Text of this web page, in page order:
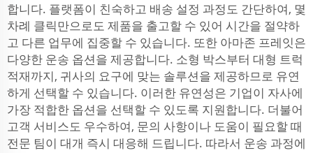
합니다. 플랫폼이 친숙하고 배송 설정 과정도 간단하여, 몇
차례 클릭만으로도 제품을 출고할 수 있어 시간을 절약하
고 다른 업무에 집중할 수 있습니다. 또한 아마존 프레잇은
다양한 운송 옵션을 제공합니다. 소형 박스부터 대형 트럭
적재까지, 귀사의 요구에 맞는 솔루션을 제공하므로 유연
하게 선택할 수 있습니다. 이러한 유연성은 기업이 자사에
가장 적합한 옵션을 선택할 수 있도록 지원합니다. 더불어
고객 서비스도 우수하여, 문의 사항이나 도움이 필요할 때
전문 팀이 대개 즉시 대응해 드립니다. 따라서 운송 과정에